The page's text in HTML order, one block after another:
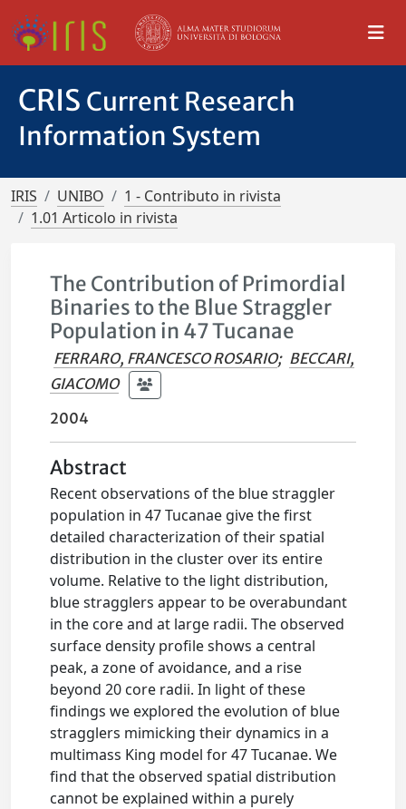
CRIS Current Research
Information System
IRIS UNIBO
1 - Contributo in rivista
1.01 Articolo in rivista
The Contribution of Primordial
Binaries to the Blue Straggler
Population in 47 Tucanae
FERRARO, FRANCESCO ROSARIO; BECCARI,
GIACOMO
2004
Abstract
Recent observations of the blue straggler
population in 47 Tucanae give the first
detailed characterization of their spatial
distribution in the cluster over its entire
volume. Relative to the light distribution,
blue stragglers appear to be overabundant
in the core and at large radii. The observed
surface density profile shows a central
peak, a zone of avoidance, and a rise
beyond 20 core radii. In light of these
findings we explored the evolution of blue
stragglers mimicking their dynamics in a
multimass King model for 47 Tucanae. We
find that the observed spatial distribution
cannot be explained within a purely